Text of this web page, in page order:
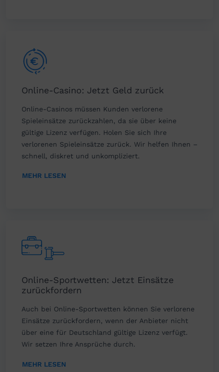
Online-Casino: Jetzt Geld zurück
Online-Casinos müssen Kunden verlorene
Spieleinsätze zurückzahlen, da sie über keine
gültige Lizenz verfügen. Holen Sie sich Ihre
verlorenen Spieleinsätze zurück. Wir helfen Ihnen –
schnell, diskret und unkompliziert.
MEHR LESEN
Online-Sportwetten: Jetzt Einsätze
zurückfordern
Auch bei Online-Sportwetten können Sie verlorene
Einsätze zurückfordern, wenn der Anbieter nicht
über eine für Deutschland gültige Lizenz verfügt.
Wir setzen Ihre Ansprüche durch.
MEHR LESEN